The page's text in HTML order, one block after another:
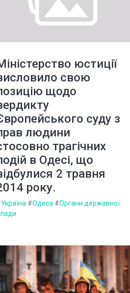
юстиції
свою
щодо
суду з
людини
трагічних
в Одесі, що
2 травня
року.
Україна #Одеса #Органи державної